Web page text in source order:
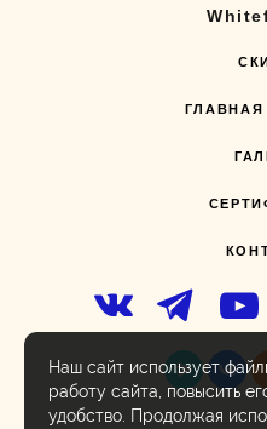
ГЛАВНАЯ
Наш сайт использует
работу сайта, повысить
удобство. Продолжая